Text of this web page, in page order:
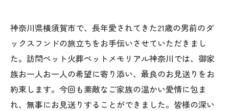
神奈川県横須賀市で、長年愛されてきた21歳の男前のダ
ックスフンドの旅立ちをお手伝いさせていただきまし
た。訪問ペット火葬ペットメモリアル神奈川では、御家
族お一人お一人の希望に寄り添い、最良のお見送りをお
約束します。今回も素敵なご家族の温かい愛情に包ま
れ、無事にお見送りすることができました。皆様の深い